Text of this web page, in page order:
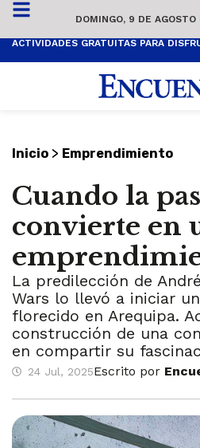
DOMINGO, 9 DE AGOSTO
Inicio > Emprendimiento
Cuando la
convierte en
La predilección de
Wars lo llevó a iniciar
florecido en Arequipa.
construcción de una
en compartir su
24 Jul, 2025Escrito por